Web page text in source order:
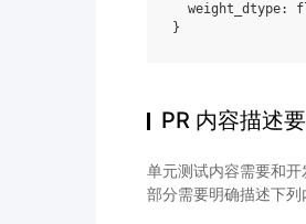
weight_dtype:
}
PR 内容描述
单元测试内容需要和
部分需要明确描述下列